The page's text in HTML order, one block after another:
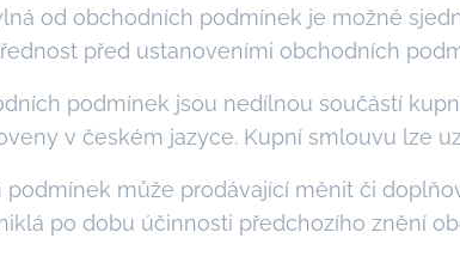
od obchodních podmínek je možné
před ustanoveními obchodních
podmínek jsou nedílnou součástí
v českém jazyce. Kupní smlouvu lze
může prodávající měnit či
po dobu účinnosti předchozího znění